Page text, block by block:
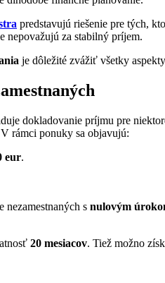
predstavujú riešenie pre tých,
nepovažujú za stabilný príjem.
je dôležité zvážiť všetky
dokladovanie príjmu pre
rámci ponuky sa objavujú:
eur.
nezamestnaných s nulovým
20 mesiacov. Tiež možno